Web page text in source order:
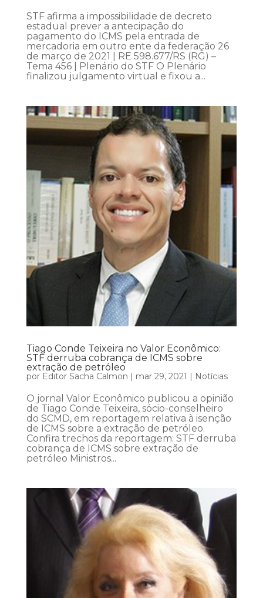
STF afirma a impossibilidade de decreto
estadual prever a antecipação do
pagamento do ICMS pela entrada de
mercadoria em outro ente da federação 26
de março de 2021 | RE 598.677/RS (RG) –
Tema 456 | Plenário do STF O Plenário
finalizou julgamento virtual e fixou a...
Tiago Conde Teixeira no Valor Econômico:
STF derruba cobrança de ICMS sobre
extração de petróleo
por Editor Sacha Calmon mar 29, 2021 Notícias
O jornal Valor Econômico publicou a opinião
de Tiago Conde Teixeira, sócio-conselheiro
do SCMD, em reportagem relativa à isenção
de ICMS sobre a extração de petróleo.
Confira trechos da reportagem: STF derruba
cobrança de ICMS sobre extração de
petróleo Ministros...